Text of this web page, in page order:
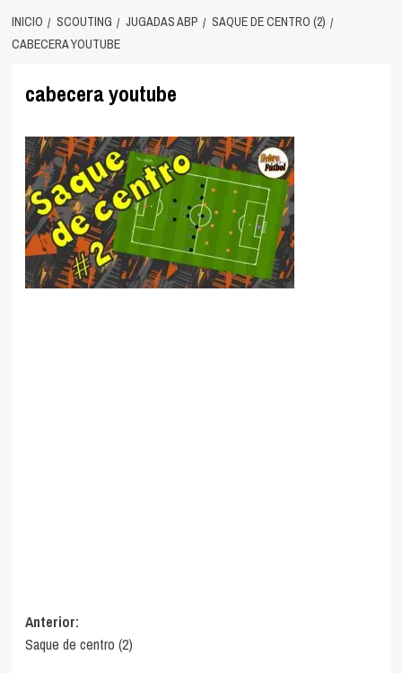
INICIO SCOUTING JUGADAS ABP
SAQUE DE CENTRO (2)
CABECERA YOUTUBE
cabecera youtube
Navegación
de
Anterior:
Saque de centro (2)